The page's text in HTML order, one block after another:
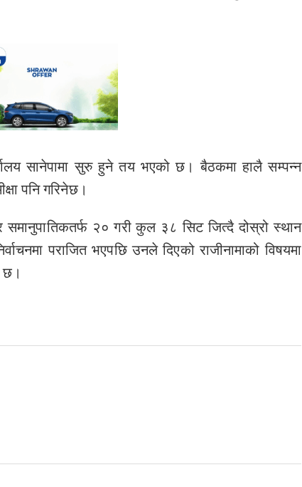
सानेपामा सुरु हुने तय भएको छ। बैठकमा हालै सम्पन्न
पनि गरिनेछ।
समानुपातिकतर्फ २० गरी कुल ३८ सिट जित्दै दोस्रो स्थान
पराजित भएपछि उनले दिएको राजीनामाको विषयमा
छ।